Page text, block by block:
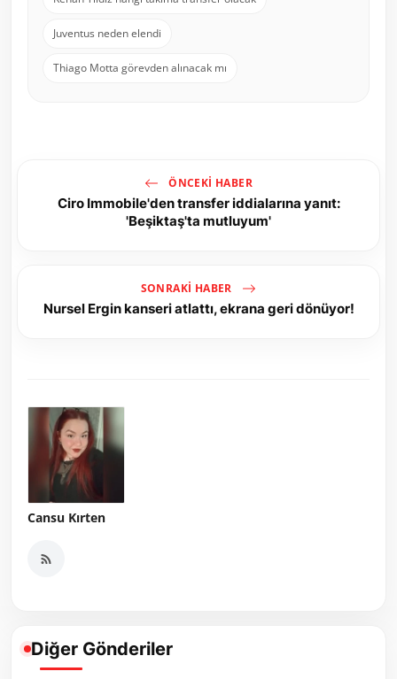
Juventus neden elendi
Thiago Motta görevden alınacak mı
ÖNCEKI HABER
Ciro Immobile'den transfer iddialarına yanıt:
'Beşiktaş'ta mutluyum'
SONRAKI HABER
Nursel Ergin kanseri atlattı, ekrana geri dönüyor!
Cansu Kırten
Diğer Gönderiler